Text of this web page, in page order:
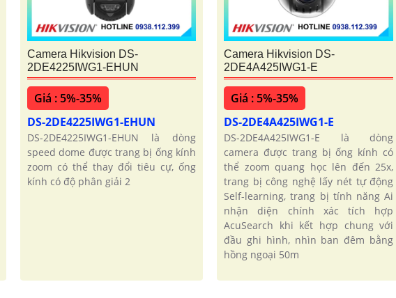
Camera Hikvision DS-
2DE4225IWG1-EHUN
Giá : 5%-35%
DS-2DE4225IWG1-EHUN
DS-2DE4225IWG1-EHUN là dòng
speed dome được trang bị ống kính
zoom có thể thay đổi tiêu cự, ống
kính có độ phân giải 2
Camera Hikvision DS-
2DE4A425IWG1-E
Giá : 5%-35%
DS-2DE4A425IWG1-E
DS-2DE4A425IWG1-E là dòng
camera được trang bị ống kính có
thể zoom quang học lên đến 25x,
trang bị công nghệ lấy nét tự động
Self-learning, trang bị tính năng Ai
nhận diện chính xác tích hợp
AcuSearch khi kết hợp chung với
đầu ghi hình, nhìn ban đêm bằng
hồng ngoại 50m